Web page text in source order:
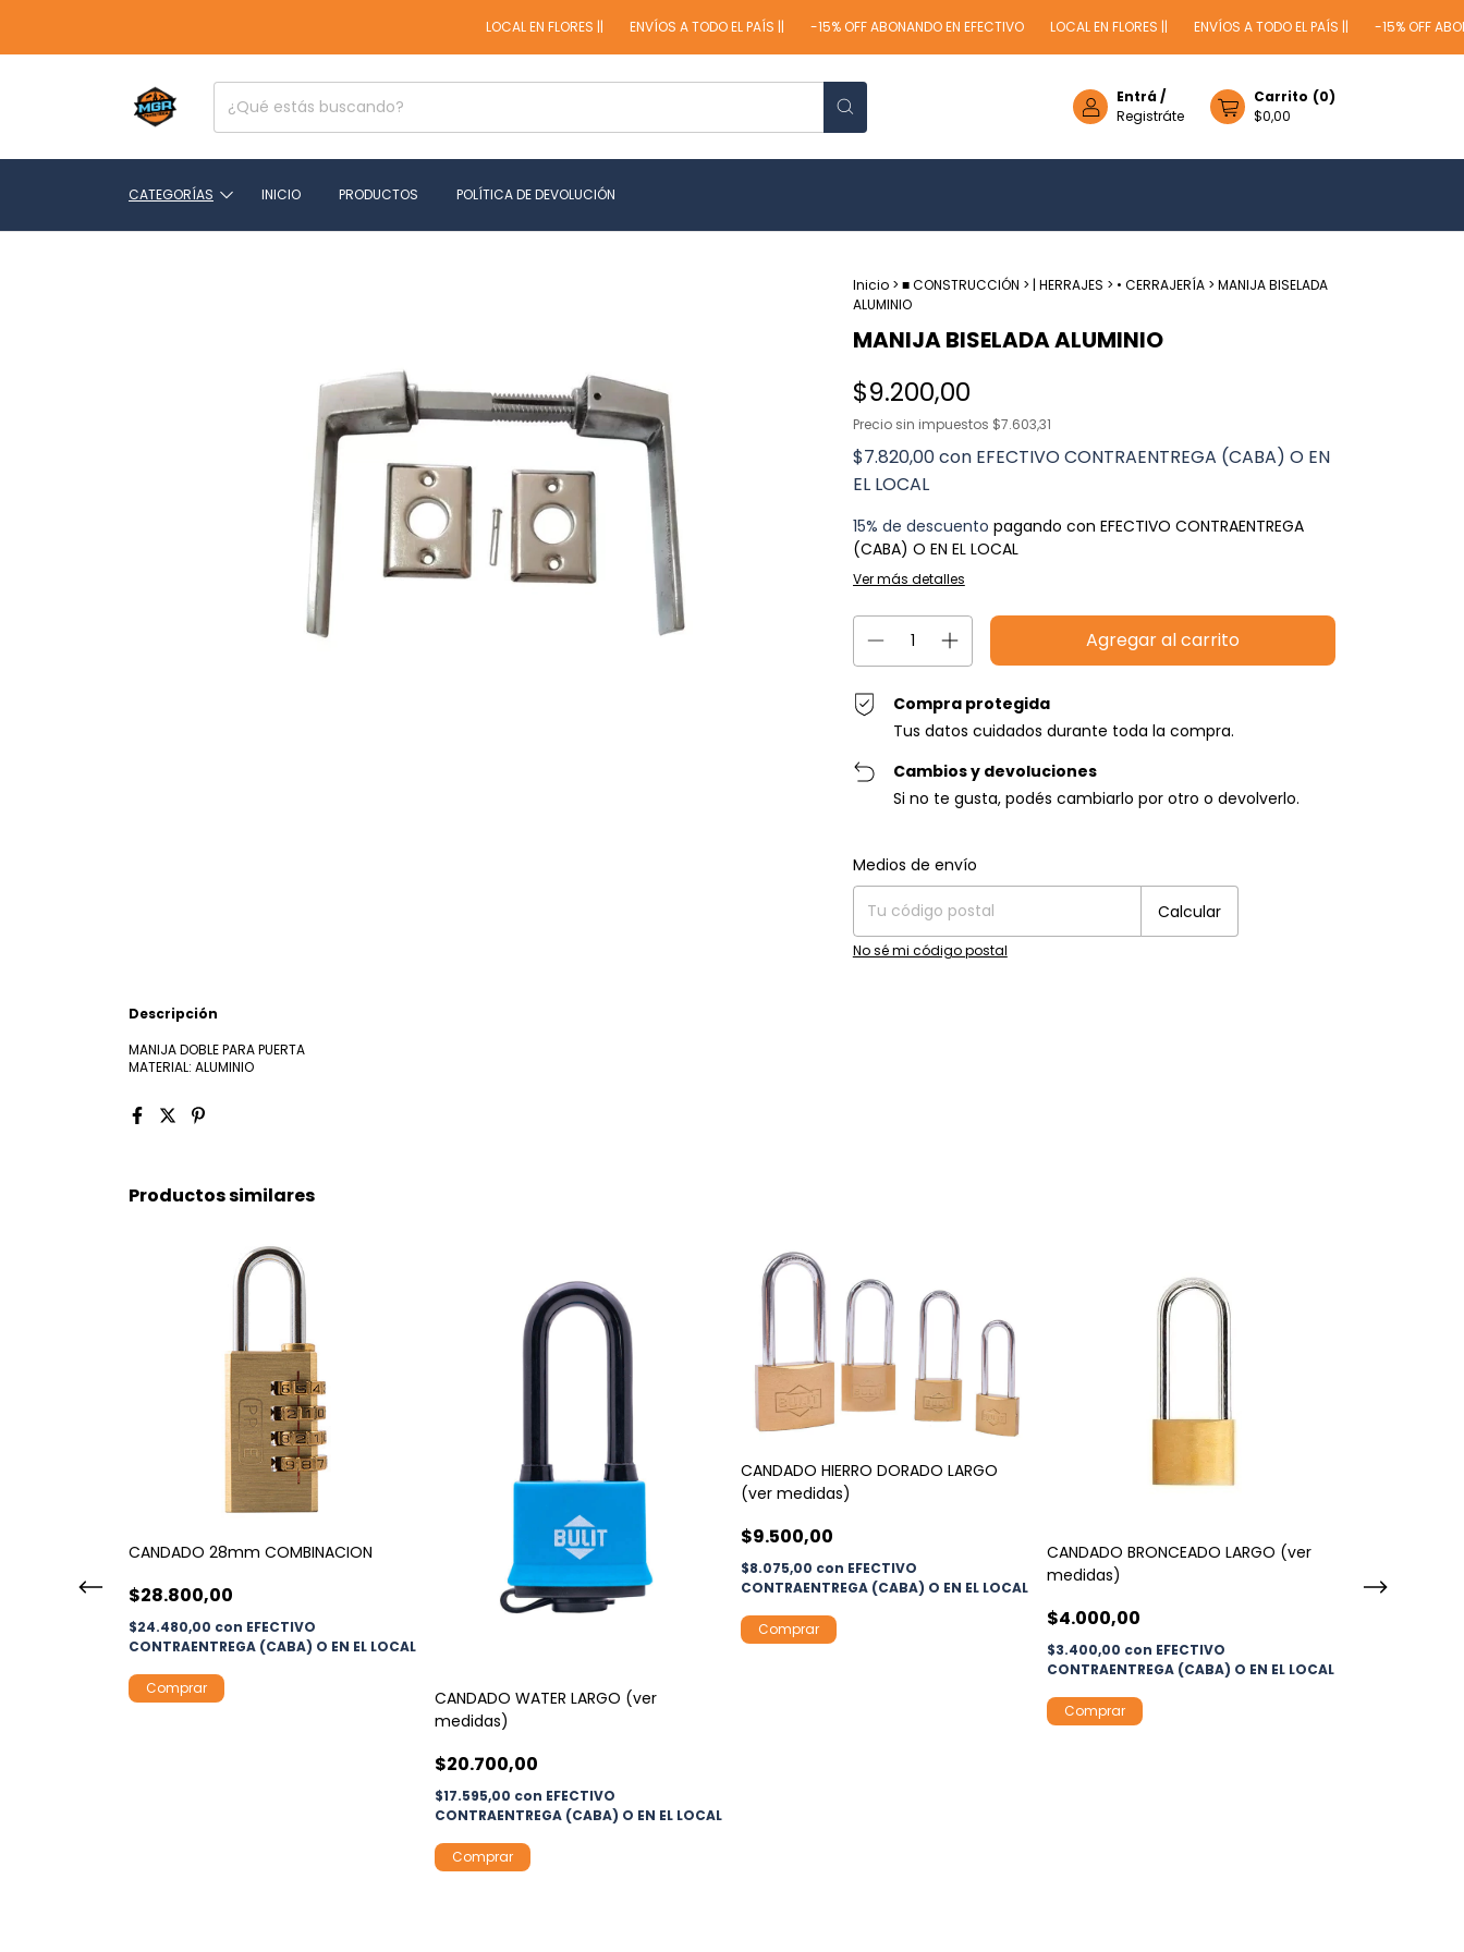
LOCAL EN FLORES || ENVÍOS A TODO EL PAÍS || -15% OFF ABONANDO EN EFECTIVO LOCAL EN FLORES || ENVÍOS A TODO EL PAÍS || -15% OFF
Entrá/
Registráte
Carrito (0)
$0,00
CATEGORÍAS INICIO PRODUCTOS POLÍTICA DE DEVOLUCIÓN
Inicio > ■ CONSTRUCCIÓN > | HERRAJES > • CERRAJERÍA > MANIJA BISELADA
ALUMINIO
MANIJA BISELADA ALUMINIO
$9.200,00
Precio sin impuestos $7.603,31
$7.820,00con EFECTIVO CONTRAENTREGA (CABA) O EN
EL LOCAL
15% de descuento pagando con EFECTIVO CONTRAENTREGA
(CABA) O EN EL LOCAL
Ver más detalles
Compra protegida
Tus datos cuidados durante toda la compra.
Cambios y devoluciones
Si no te gusta, podés cambiarlo por otro o devolverlo.
Entregas para el CP:
Medios de envío
Calcular
No sé mi código postal
Descripción
MANIJA DOBLE PARA PUERTA
MATERIAL: ALUMINIO
Productos similares
CANDADO 28mm COMBINACION
$28.800,00
$24.480,00 con EFECTIVO
CONTRAENTREGA (CABA) O EN EL LOCAL
CANDADO WATER LARGO (ver
medidas)
$20.700,00
$17.595,00 con EFECTIVO
CONTRAENTREGA (CABA) O EN EL LOCAL
Comprar
CANDADO HIERRO DORADO LARGO
(ver medidas)
$9.500,00
$8.075,00 con EFECTIVO
CONTRAENTREGA (CABA) O EN EL LOCAL
Comprar
CANDADO BRONCEADO LARGO (ver
medidas)
$4.000,00
$3.400,00 con EFECTIVO
CONTRAENTREGA (CABA) O EN EL LOCAL
Comprar